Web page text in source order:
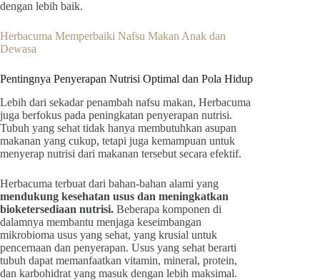
dengan lebih baik.
Herbacuma Memperbaiki Nafsu Makan Anak dan
Dewasa
Pentingnya Penyerapan Nutrisi Optimal dan Pola Hidup
Lebih dari sekadar penambah nafsu makan, Herbacuma
juga berfokus pada peningkatan penyerapan nutrisi.
Tubuh yang sehat tidak hanya membutuhkan asupan
makanan yang cukup, tetapi juga kemampuan untuk
menyerap nutrisi dari makanan tersebut secara efektif.
Herbacuma terbuat dari bahan-bahan alami yang
mendukung kesehatan usus dan meningkatkan
bioketersediaan nutrisi. Beberapa komponen di
dalamnya membantu menjaga keseimbangan
mikrobioma usus yang sehat, yang krusial untuk
pencernaan dan penyerapan. Usus yang sehat berarti
tubuh dapat memanfaatkan vitamin, mineral, protein,
dan karbohidrat yang masuk dengan lebih maksimal.